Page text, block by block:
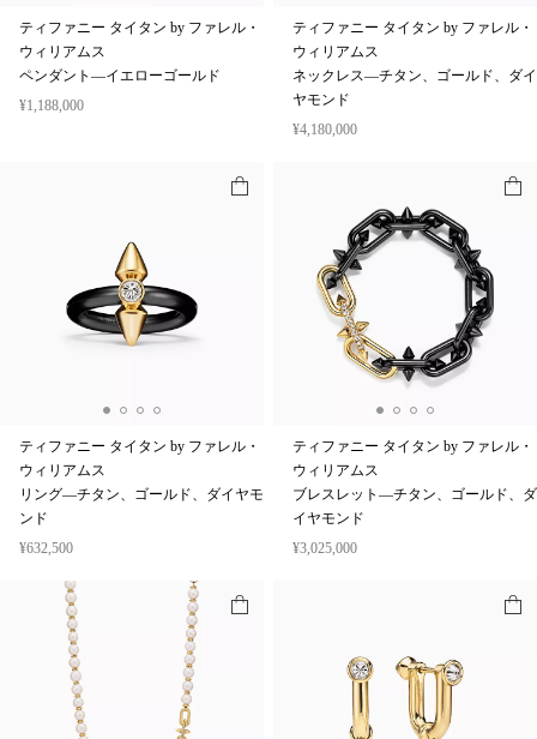
ティファニー タイタン by ファレル・
ウィリアムス
ペンダント—イエローゴールド
¥1,188,000
ティファニー タイタン by ファレル・
ウィリアムス
ネックレス—チタン、ゴールド、ダイ
ヤモンド
¥4,180,000
ティファニー タイタン by ファレル・
ウィリアムス
リング—チタン、ゴールド、ダイヤモ
ンド
¥632,500
ティファニー タイタン by ファレル・
ウィリアムス
ブレスレット—チタン、ゴールド、ダ
イヤモンド
¥3,025,000